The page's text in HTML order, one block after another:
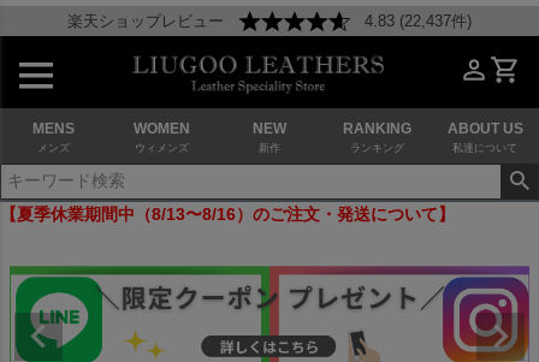
楽天ショップレビュー 4.83 (22,437件)
MENS
メンズ
WOMEN
ウィメンズ
NEW
新作
RANKING
ランキング
ABOUT US
私達について
【夏季休業期間中（8/13〜8/16）のご注文・発送について】